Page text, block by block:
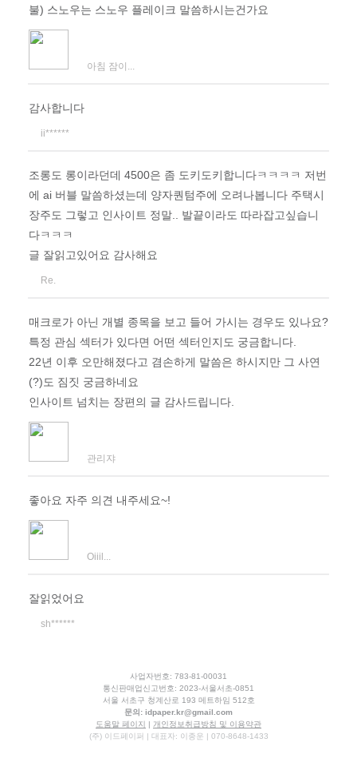
불) 스노우는 스노우 플레이크 말씀하시는건가요
아침 잠이...
감사합니다
ii******
조롱도 롱이라던데 4500은 좀 도키도키합니다ㅋㅋㅋㅋ 저번
에 ai 버블 말씀하셨는데 양자퀀텀주에 오려나봅니다 주택시
장주도 그렇고 인사이트 정말.. 발끝이라도 따라잡고싶습니
다ㅋㅋㅋ
글 잘읽고있어요 감사해요
Re.
매크로가 아닌 개별 종목을 보고 들어 가시는 경우도 있나요?
특정 관심 섹터가 있다면 어떤 섹터인지도 궁금합니다.
22년 이후 오만해졌다고 겸손하게 말씀은 하시지만 그 사연
(?)도 짐짓 궁금하네요
인사이트 넘치는 장편의 글 감사드립니다.
관리쟈
좋아요 자주 의견 내주세요~!
Oiiil...
잘읽었어요
sh******
사업자번호: 783-81-00031
통신판매업신고번호: 2023-서울서초-0851
서울 서초구 청계산로 193 메트하임 512호
문의: idpaper.kr@gmail.com
도움말 페이지
| 개인정보취급방침 및 이용약관
(주) 이드페이퍼 | 대표자: 이종운 | 070-8648-1433